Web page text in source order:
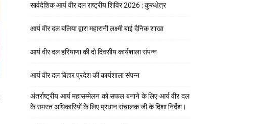
सार्वदेशिक आर्य वीर दल राष्ट्रीय शिविर 2026 : कुरुक्षेत्र
आर्य वीर दल बलिया द्वारा महारानी लक्ष्मी बाई दैनिक शाखा
आर्य वीर दल हरियाणा की दो दिवसीय कार्यशाला संपन्न
आर्य वीर दल बिहार प्रदेश की कार्यशाला संपन्न
अंतर्राष्ट्रीय आर्य महासम्मेलन को सफल बनाने के लिए आर्य वीर दल
के समस्त अधिकारियों के लिए प्रधान संचालक जी के दिशा निर्देश।